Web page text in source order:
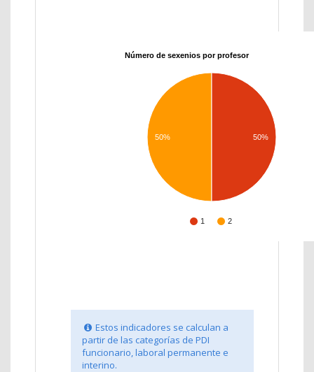
Número de sexenios por profesor
1 2
50% 50%
Estos indicadores se calculan a
partir de las categorías de PDI
funcionario, laboral permanente e
interino.